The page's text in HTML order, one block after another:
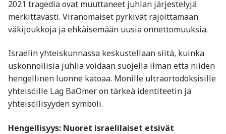
2021 tragedia ovat muuttaneet juhlan järjestelyjä
merkittävästi. Viranomaiset pyrkivät rajoittamaan
väkijoukkoja ja ehkäisemään uusia onnettomuuksia.
Israelin yhteiskunnassa keskustellaan siitä, kuinka
uskonnollisia juhlia voidaan suojella ilman että niiden
hengellinen luonne katoaa. Monille ultraortodoksisille
yhteisöille Lag BaOmer on tärkeä identiteetin ja
yhteisöllisyyden symboli.
Hengellisyys: Nuoret israelilaiset etsivät